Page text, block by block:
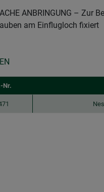
ANBRINGUNG – Zur
am Einflugloch fixiert
Nr.